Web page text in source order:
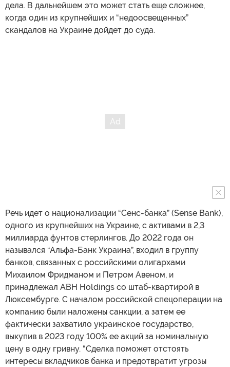
дела. В дальнейшем это может стать еще сложнее,
когда один из крупнейших и “недоосвещенных”
скандалов на Украине дойдет до суда.
Речь идет о национализации “Сенс-банка” (Sense Bank),
одного из крупнейших на Украине, с активами в 2,3
миллиарда фунтов стерлингов. До 2022 года он
назывался “Альфа-Банк Украина”, входил в группу
банков, связанных с российскими олигархами
Михаилом Фридманом и Петром Авеном, и
принадлежал ABH Holdings со штаб-квартирой в
Люксембурге. С началом российской спецоперации на
компанию были наложены санкции, а затем ее
фактически захватило украинское государство,
выкупив в 2023 году 100% ее акций за номинальную
цену в одну гривну. “Сделка поможет отстоять
интересы вкладчиков банка и предотвратит угрозы